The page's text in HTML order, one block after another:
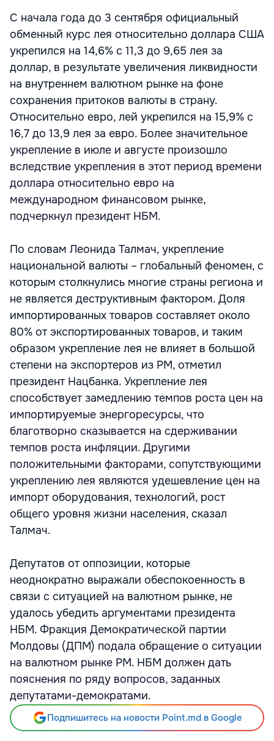
С начала года до 3 сентября официальный
обменный курс лея относительно доллара США
укрепился на 14,6% с 11,3 до 9,65 лея за
доллар, в результате увеличения ликвидности
на внутреннем валютном рынке на фоне
сохранения притоков валюты в страну.
Относительно евро, лей укрепился на 15,9% с
16,7 до 13,9 лея за евро. Более значительное
укрепление в июле и августе произошло
вследствие укрепления в этот период времени
доллара относительно евро на
международном финансовом рынке,
подчеркнул президент НБМ.
По словам Леонида Талмач, укрепление
национальной валюты – глобальный феномен, с
которым столкнулись многие страны региона и
не является деструктивным фактором. Доля
импортированных товаров составляет около
80% от экспортированных товаров, и таким
образом укрепление лея не влияет в большой
степени на экспортеров из РМ, отметил
президент Нацбанка. Укрепление лея
способствует замедлению темпов роста цен на
импортируемые энергоресурсы, что
благотворно сказывается на сдерживании
темпов роста инфляции. Другими
положительными факторами, сопутствующими
укреплению лея являются удешевление цен на
импорт оборудования, технологий, рост
общего уровня жизни населения, сказал
Талмач.
Депутатов от оппозиции, которые
неоднократно выражали обеспокоенность в
связи с ситуацией на валютном рынке, не
удалось убедить аргументами президента
НБМ. Фракция Демократической партии
Молдовы (ДПМ) подала обращение о ситуации
на валютном рынке РМ. НБМ должен дать
пояснения по ряду вопросов, заданных
депутатами-демократами.
Подпишитесь на новости Point.md в Google